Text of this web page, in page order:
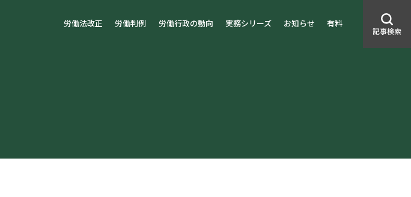
労働法改正 労働判例 労働行政の動向 実務シリーズ お知らせ 有料